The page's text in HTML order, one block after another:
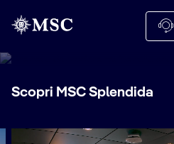
MSC Splendida
Scopri MSC Splendida